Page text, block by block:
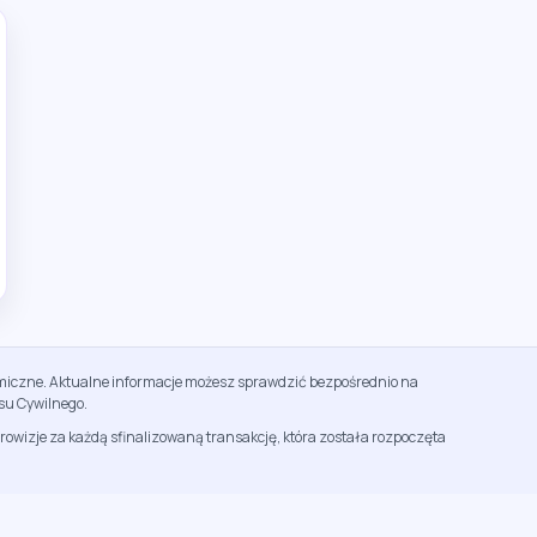
Aktualne informacje możesz sprawdzić bezpośrednio na
Cywilnego.
za każdą sfinalizowaną transakcję, która została rozpoczęta